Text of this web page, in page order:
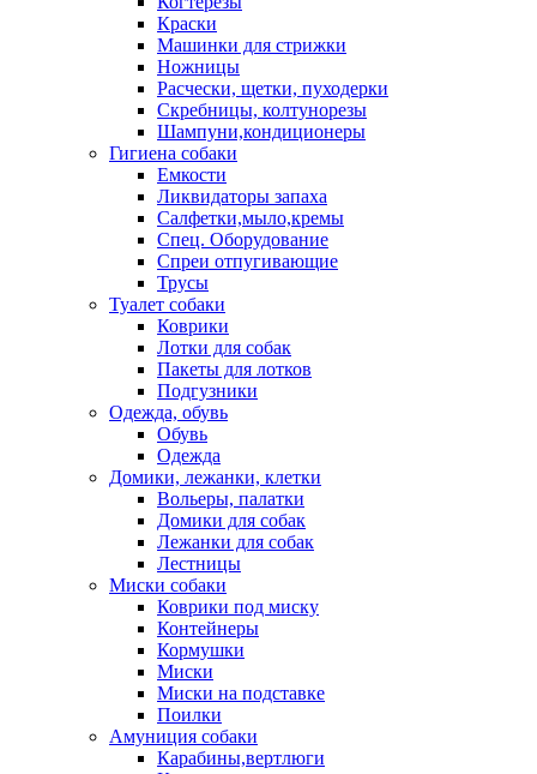
Краски
Машинки для стрижки
Ножницы
Расчески, щетки, пуходерки
Скребницы, колтунорезы
Шампуни,кондиционеры
Гигиена собаки
Емкости
Ликвидаторы запаха
Салфетки,мыло,кремы
Спец. Оборудование
Спреи отпугивающие
Трусы
Туалет собаки
Коврики
Лотки для собак
Пакеты для лотков
Подгузники
Одежда, обувь
Обувь
Одежда
Домики, лежанки, клетки
Вольеры, палатки
Домики для собак
Лежанки для собак
Лестницы
Миски собаки
Коврики под миску
Контейнеры
Кормушки
Миски
Миски на подставке
Поилки
Амуниция собаки
Карабины,вертлюги